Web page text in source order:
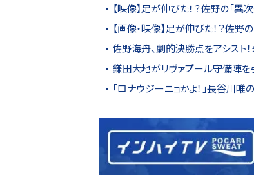
【映像】足が伸びた！？佐野の「異
【画像・映像】足が伸びた！？佐野
佐野海舟、劇的決勝点をアシスト
鎌田大地がリヴァプール守備陣を
「ロナウジーニョかよ！」長谷川